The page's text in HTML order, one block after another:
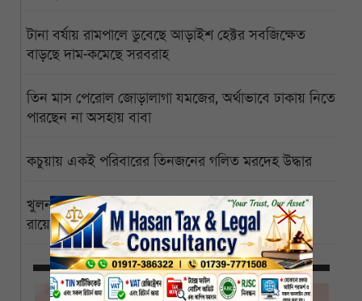
টানা বর্ষায় রামপালে ডুবেছে আড়াইশ হেক্টর সবজিক্ষেত
বাড়ছে দাম-কমেছে সরবরাহ
তিন মাস পেরোল জোড়ালাগা যমজের, অর্থাভাবে ঢাকায় নিতে
পারছেন না অসহায় বাবা
কচুয়ায় একই পরিবারের তিনজনের গলিত মরদেহ উদ্ধার
খুলনা বিশ্ববিদ্যালয়ের পাইকগাছা ক্যাম্পাস বিজ্ঞানী পিসি
রায়ের নামে নামকরণের দাবি